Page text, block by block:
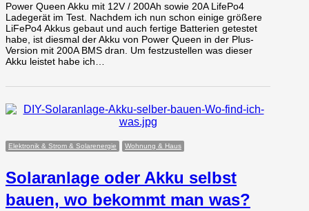
Power Queen Akku mit 12V / 200Ah sowie 20A LifePo4
Ladegerät im Test. Nachdem ich nun schon einige größere
LiFePo4 Akkus gebaut und auch fertige Batterien getestet
habe, ist diesmal der Akku von Power Queen in der Plus-
Version mit 200A BMS dran. Um festzustellen was dieser
Akku leistet habe ich…
Elektronik & Strom & Solarenergie Wohnung & Haus
Solaranlage oder Akku selbst
bauen, wo bekommt man was?